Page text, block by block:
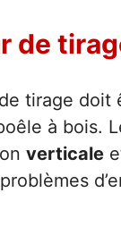
de
tirage doit
à bois.
verticale